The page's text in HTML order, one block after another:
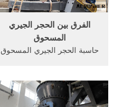
الفرق بين الحجر الجيري
المسحوق
حاسبة الحجر الجيري المسحوق
كم سورة ورد من أول حجر
حتى تصور أن متر مكعب من